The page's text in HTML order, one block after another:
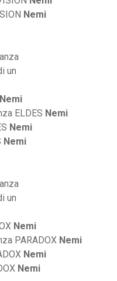
Nemi
Nemi
ELDES Nemi
Nemi
Nemi
Nemi
PARADOX Nemi
Nemi
Nemi